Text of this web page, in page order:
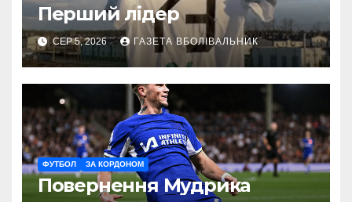
Перший лідер
СЕР 5, 2026 ГАЗЕТА ВБОЛІВАЛЬНИК
ФУТБОЛ ЗА КОРДОНОМ
Повернення Мудрика